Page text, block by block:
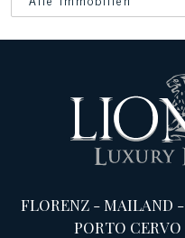
FLORENZ -MAILAND -
PORTO CERVO